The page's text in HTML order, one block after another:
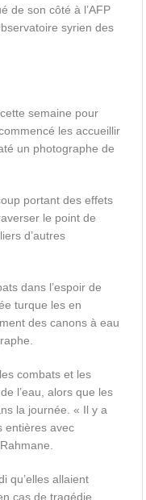
de son côté à l’AFP
syrien des
semaine pour
les accueillir
un photographe de
portant des effets
le point de
d’autres
dans l’espoir de
turque les en
des canons à eau
combats et les
l’eau, alors que les
la journée. « Il y a
entières avec
qu’elles allaient
cas de tragédie